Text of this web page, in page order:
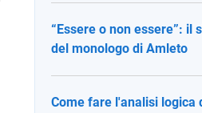
“Essere o non essere”: il
del monologo di Amleto
Come fare l'analisi logica